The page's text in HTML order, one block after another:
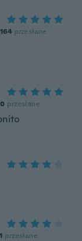
164 przesłane
przesłane
1 przesłane